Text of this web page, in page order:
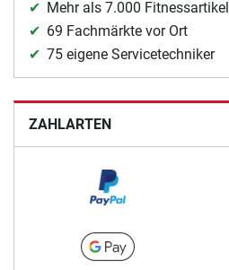
Mehr als 7.000 Fitnessartikel
69 Fachmärkte vor Ort
75 eigene Servicetechniker
ZAHLARTEN